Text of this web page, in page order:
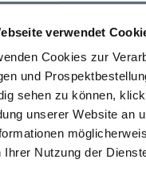
verwendet
Cookies zur
und
sehen zu können,
unserer Website an
Ihrer Nutzung der